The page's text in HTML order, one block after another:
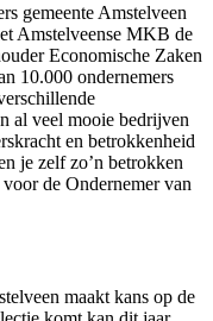
gemeente Amstelveen
Amstelveense MKB de
Economische Zaken
10.000 ondernemers
al veel mooie bedrijven
en betrokkenheid
je zelf zo’n betrokken
de Ondernemer van
maakt kans op de